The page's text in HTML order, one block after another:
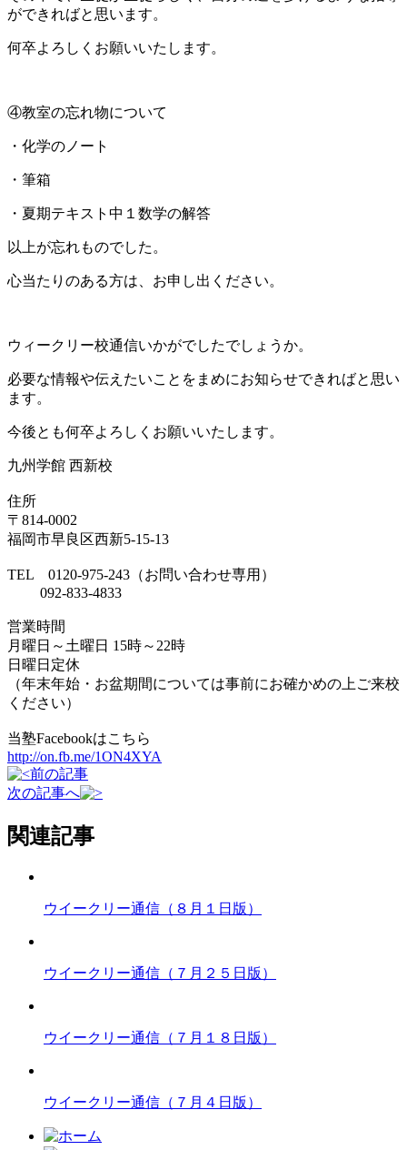
ができればと思います。
何卒よろしくお願いいたします。
④教室の忘れ物について
・化学のノート
・筆箱
・夏期テキスト中１数学の解答
以上が忘れものでした。
心当たりのある方は、お申し出ください。
ウィークリー校通信いかがでしたでしょうか。
必要な情報や伝えたいことをまめにお知らせできればと思い
ます。
今後とも何卒よろしくお願いいたします。
九州学館 西新校
住所
〒814-0002
福岡市早良区西新5-15-13
TEL 0120-975-243（お問い合わせ専用）
092-833-4833
営業時間
月曜日～土曜日 15時～22時
日曜日定休
（年末年始・お盆期間については事前にお確かめの上ご来校
ください）
当塾Facebookはこちら
http://on.fb.me/1ON4XYA
前の記事
次の記事へ
関連記事
ウイークリー通信（８月１日版）
ウイークリー通信（７月２５日版）
ウイークリー通信（７月１８日版）
ウイークリー通信（７月４日版）